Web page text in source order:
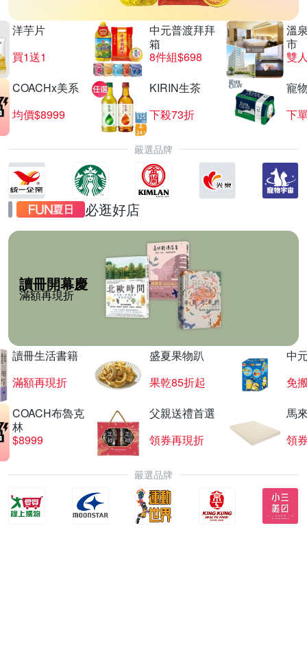
洋芋片
買1送1
中元普渡拜拜
箱
8件組$698
溫
市
COACHx美系
均價$8999
KIRIN生茶
下殺73折
寵
下
嚴選品牌
必逛好店
讀冊開幕慶
滿額再現折
讀冊生活書籍
滿額再現折
盛夏果物趴
果乾85折起
中
免
COACH布魯克
林
$8999
父親送禮首選
領券再現折
馬
領
嚴選品牌